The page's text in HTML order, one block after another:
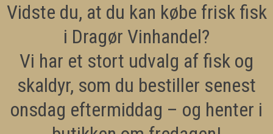
Vidste du, at du kan købe frisk fisk
i Dragør Vinhandel?
Vi har et stort udvalg af fisk og
skaldyr, som du bestiller senest
onsdag eftermiddag – og henter i